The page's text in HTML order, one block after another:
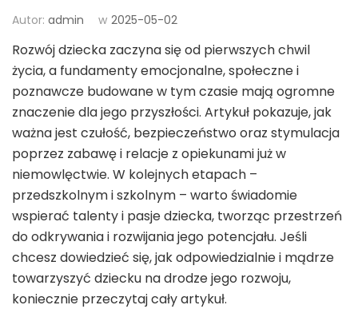
Autor: admin w 2025-05-02
Rozwój dziecka zaczyna się od pierwszych chwil
życia, a fundamenty emocjonalne, społeczne i
poznawcze budowane w tym czasie mają ogromne
znaczenie dla jego przyszłości. Artykuł pokazuje, jak
ważna jest czułość, bezpieczeństwo oraz stymulacja
poprzez zabawę i relacje z opiekunami już w
niemowlęctwie. W kolejnych etapach –
przedszkolnym i szkolnym – warto świadomie
wspierać talenty i pasje dziecka, tworząc przestrzeń
do odkrywania i rozwijania jego potencjału. Jeśli
chcesz dowiedzieć się, jak odpowiedzialnie i mądrze
towarzyszyć dziecku na drodze jego rozwoju,
koniecznie przeczytaj cały artykuł.